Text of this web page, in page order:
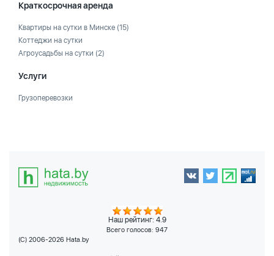
Краткосрочная аренда
Квартиры на сутки в Минске (15)
Коттеджи на сутки
Агроусадьбы на сутки (2)
Услуги
Грузоперевозки
Наш рейтинг: 4.9
Всего голосов: 947
(C) 2006-2026 Hata.by